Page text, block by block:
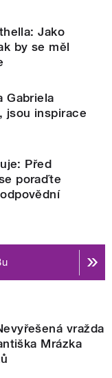
Jako
by se měl
Gabriela
jsou inspirace
Před
poraďte
vražda
Mrázka